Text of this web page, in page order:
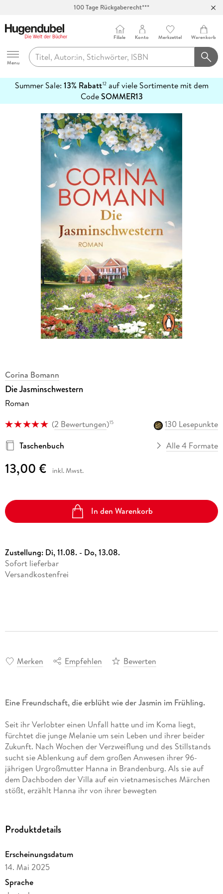
100 Tage Rückgaberecht***
Hugendubel
Menu
Filiale Konto Merkzettel Warenkorb
Summer Sale: 13% Rabatt12auf viele Sortimente mit dem
CodeSOMMER13
erfahren
Corina Bomann
Die Jasminschwestern
Roman
(2 Bewertungen)15
130 Lesepunkte
Taschenbuch
Alle 4 Formate
13,00 € inkl. Mwst.
In den Warenkorb
Zustellung: Di, 11.08. - Do, 13.08.
Sofort lieferbar
Versandkostenfrei
Merken Empfehlen Bewerten
Eine Freundschaft, die erblüht wie der Jasmin im Frühling.
Seit ihr Verlobter einen Unfall hatte und im Koma liegt,
fürchtet die junge Melanie um sein Leben und ihrer beider
Zukunft. Nach Wochen der Verzweiflung und des Stillstands
sucht sie Ablenkung auf dem großen Anwesen ihrer 96-
jährigen Urgroßmutter Hanna in Brandenburg. Als sie auf
dem Dachboden der Villa auf ein vietnamesisches Märchen
stößt, erzählt Hanna ihr von ihrer bewegten
ärmlichen Verhältnissen, kennenlernte. Fasziniert lauscht
Melanie den Abenteuern ihrer Urgroßmutter zwischen
außergewöhnlichen Freundschaft zweier Mädchen, die durch
ein schicksalhaftes Ereignis entzweit wurden. Doch nicht nur
Hannas Erinnerungen und ihr unerschütterlicher Lebensmut
spenden Melanie Trost, sondern auch der Witwer Thomas, der
Produktdetails
Erscheinungsdatum
14. Mai 2025
Sprache